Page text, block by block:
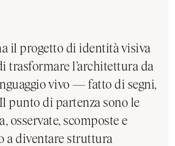
il progetto di identità visiva
trasformare l’architettura da
vivo — fatto di segni,
punto di partenza sono le
osservate, scomposte e
a diventare struttura